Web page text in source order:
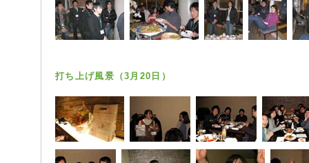
打ち上げ風景（3月20日）